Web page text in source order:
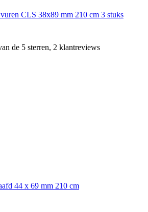
CLS 38x89 mm 210 cm 3 stuks
de 5 sterren, 2 klantreviews
44 x 69 mm 210 cm